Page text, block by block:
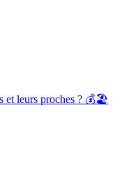
et leurs proches ? 💰🏖️